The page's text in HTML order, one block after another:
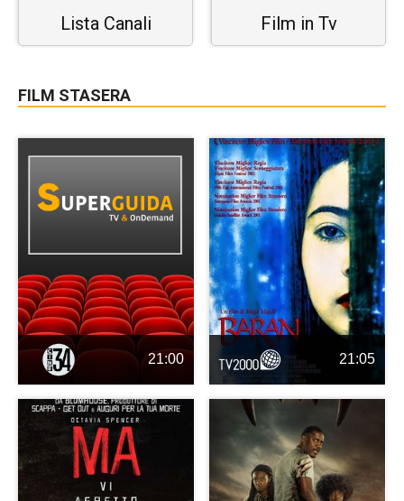
Lista Canali Film in Tv
FILM STASERA
21:00 21:05